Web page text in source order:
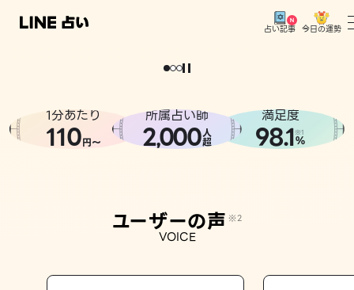
占い記事 今日の運勢
相談事例
どうせなら
。
1分あたり
110円〜
所属占い師
2,000人
超
満足度
98.1※1
%
ユーザーの声 ※2
VOICE